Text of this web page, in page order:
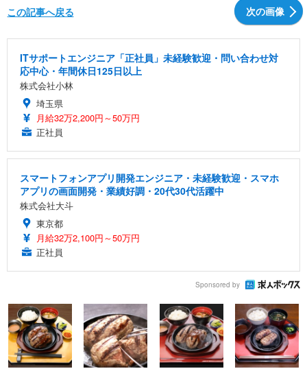
次の画像
この記事へ戻る
ITサポートエンジニア「正社員」未経験歓迎・問い合わせ対
応中心・年間休日125日以上
株式会社小林
埼玉県
月給32万2,200円～50万円
正社員
スマートフォンアプリ開発エンジニア・未経験歓迎・スマホ
アプリの画面開発・業績好調・20代30代活躍中
株式会社大斗
東京都
月給32万2,100円～50万円
正社員
Sponsored by